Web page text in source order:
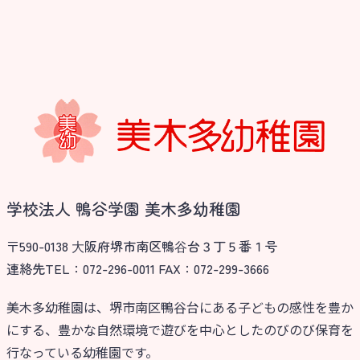
学校法人 鴨谷学園 美木多幼稚園
〒590-0138 ⼤阪府堺市南区鴨⾕台３丁５番１号
連絡先TEL：072-296-0011 FAX：072-299-3666
美木多幼稚園は、堺市南区鴨谷台にある子どもの感性を豊か
にする、豊かな自然環境で遊びを中心としたのびのび保育を
行なっている幼稚園です。